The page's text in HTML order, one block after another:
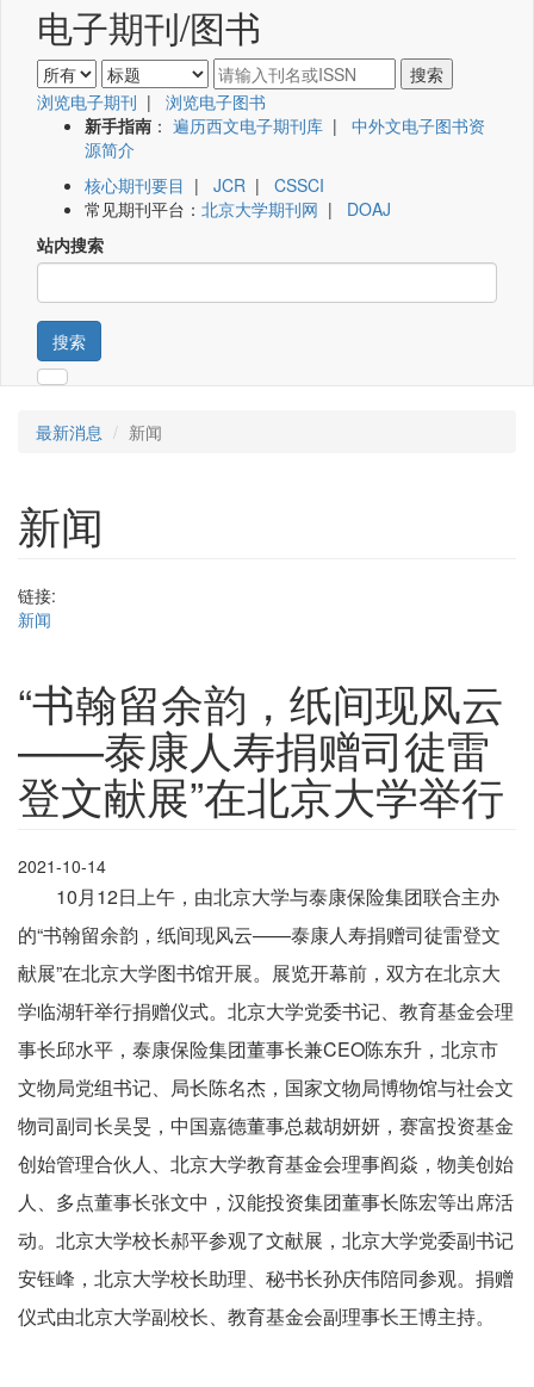
电子期刊/图书
浏览电子期刊 | 浏览电子图书
新手指南 ： 遍历西文电子期刊库 | 中外文电子图书资
源简介
核心期刊要目 | JCR | CSSCI
常见期刊平台： 北京大学期刊网 | DOAJ
站内搜索
搜索
最新消息 新闻
新闻
链接:
新闻
“书翰留余韵，纸间现风云
——泰康人寿捐赠司徒雷
登文献展”在北京大学举行
2021-10-14
10月12日上午，由北京大学与泰康保险集团联合主办
的“书翰留余韵，纸间现风云——泰康人寿捐赠司徒雷登文
献展”在北京大学图书馆开展。展览开幕前，双方在北京大
学临湖轩举行捐赠仪式。北京大学党委书记、教育基金会理
事长邱水平，泰康保险集团董事长兼CEO陈东升，北京市
文物局党组书记、局长陈名杰，国家文物局博物馆与社会文
物司副司长吴旻，中国嘉德董事总裁胡妍妍，赛富投资基金
创始管理合伙人、北京大学教育基金会理事阎焱，物美创始
人、多点董事长张文中，汉能投资集团董事长陈宏等出席活
动。北京大学校长郝平参观了文献展，北京大学党委副书记
安钰峰，北京大学校长助理、秘书长孙庆伟陪同参观。捐赠
仪式由北京大学副校长、教育基金会副理事长王博主持。